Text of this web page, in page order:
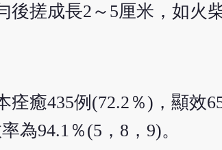
後搓成長2～5厘米，如火
痊癒435例(72.2％)，顯效
為94.1％(5，8，9)。